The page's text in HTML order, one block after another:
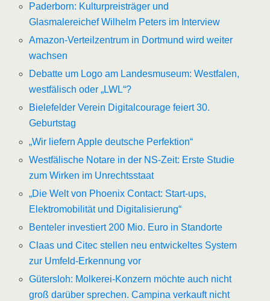
Paderborn: Kulturpreisträger und
Glasmalereichef Wilhelm Peters im Interview
Amazon-Verteilzentrum in Dortmund wird weiter
wachsen
Debatte um Logo am Landesmuseum: Westfalen,
westfälisch oder „LWL“?
Bielefelder Verein Digitalcourage feiert 30.
Geburtstag
„Wir liefern Apple deutsche Perfektion“
Westfälische Notare in der NS-Zeit: Erste Studie
zum Wirken im Unrechtsstaat
„Die Welt von Phoenix Contact: Start-ups,
Elektromobilität und Digitalisierung“
Benteler investiert 200 Mio. Euro in Standorte
Claas und Citec stellen neu entwickeltes System
zur Umfeld-Erkennung vor
Gütersloh: Molkerei-Konzern möchte auch nicht
groß darüber sprechen. Campina verkauft nicht